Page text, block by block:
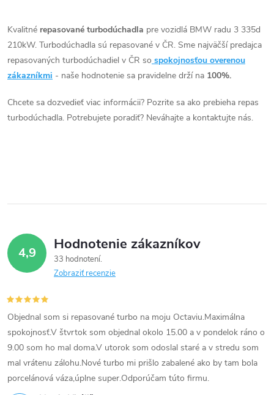
t
o
v
o
v
v
l
á
d
e
p
r
v
k
y
v
ý
Kvalitné repasované turbodúchadla pre vozidlá BMW radu 3 335d
210kW. Turbodúchadla sú repasované v ČR. Sme najväčší predajca
repasovaných turbodúchadiel v ČR so spokojnosťou overenou
zákazníkmi - naše hodnotenie sa pravidelne drží na 100%.
Chcete sa dozvedieť viac informácii? Pozrite sa ako prebieha repas
turbodúchadla. Potrebujete poradiť? Neváhajte a kontaktujte nás.
4,9 Hodnotenie zákazníkov
33 hodnotení
Zobraziť recenzie
Objednal som si repasované turbo na moju Octaviu.Maximálna
spokojnosť.V štvrtok som objednal okolo 15.00 a v pondelok ráno o
9.00 som ho mal doma.V utorok som odoslal staré a v stredu som
mal vrátenu zálohu.Nové turbo mi prišlo zabalené ako by tam bola
porcelánová váza,úplne super.Odporúčam túto firmu.